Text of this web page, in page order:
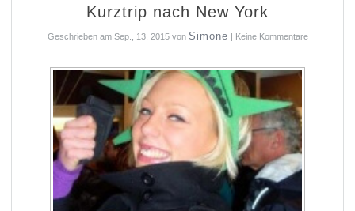
Kurztrip nach New York
Geschrieben am Sep., 13, 2015 von Simone | Keine Kommentare